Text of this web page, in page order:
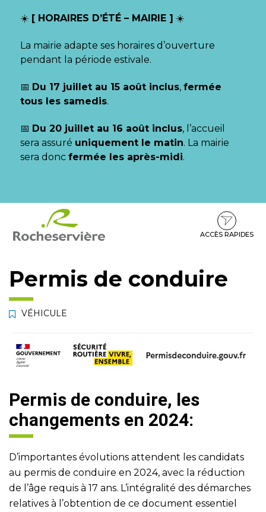
☀️ [ HORAIRES D’ÉTÉ – MAIRIE ] ☀️
La mairie adapte ses horaires d’ouverture
pendant la période estivale.
📅 Du 17 juillet au 15 août inclus, fermée
tous les samedis.
📅 Du 20 juillet au 16 août inclus, l’accueil
sera assuré uniquement le matin. La mairie
sera donc fermée les après-midi.
contenu
pied
ACCÈS RAPIDES
Permis de conduire
VÉHICULE
Permis de conduire, les
changements en 2024:
D’importantes évolutions attendent les candidats
au permis de conduire en 2024, avec la réduction
de l’âge requis à 17 ans. L’intégralité des démarches
relatives à l’obtention de ce document essentiel